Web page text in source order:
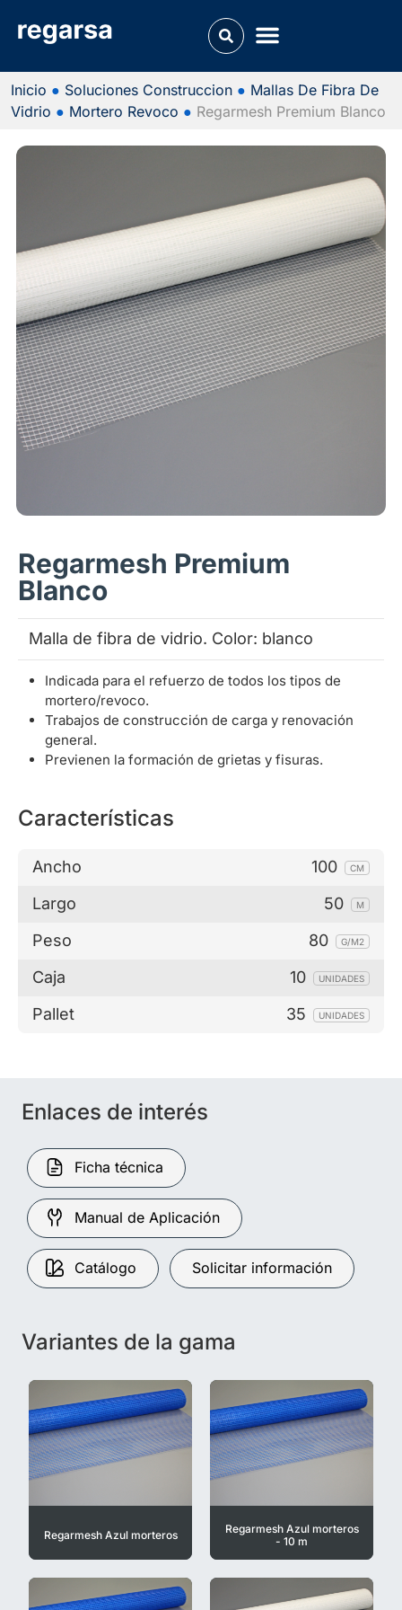
Inicio ● Soluciones Construccion ● Mallas De Fibra De
Vidrio ● Mortero Revoco ● Regarmesh Premium Blanco
Regarmesh Premium
Blanco
Malla de fibra de vidrio. Color: blanco
Indicada para el refuerzo de todos los tipos de
mortero/revoco.
Trabajos de construcción de carga y renovación
general.
Previenen la formación de grietas y fisuras.
Características
Ancho 100 CM
Largo 50 M
Peso 80 G/M2
Caja 10 UNIDADES
Pallet 35 UNIDADES
Enlaces de interés
Ficha técnica
Manual de Aplicación
Catálogo Solicitar información
Variantes de la gama
Regarmesh Azul morteros
Regarmesh Azul morteros
- 10 m